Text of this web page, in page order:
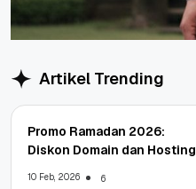
Artikel Trending
Promo Ramadan 2026:
Diskon Domain dan Hosting
10 Feb, 2026 6